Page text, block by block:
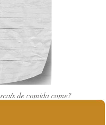
s de comida come?